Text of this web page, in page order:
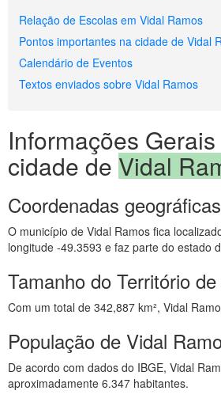
Relação de Escolas em Vidal Ramos
Pontos importantes na cidade de Vidal
Calendário de Eventos
Textos enviados sobre Vidal Ramos
Informações
cidade de Vidal
Coordenadas geográficas
O município de Vidal Ramos fica
longitude -49.3593 e faz parte do estado
Tamanho do Território
Com um total de 342,887 km², Vidal
População de Vidal
De acordo com dados do IBGE, Vidal
aproximadamente 6.347 habitantes.